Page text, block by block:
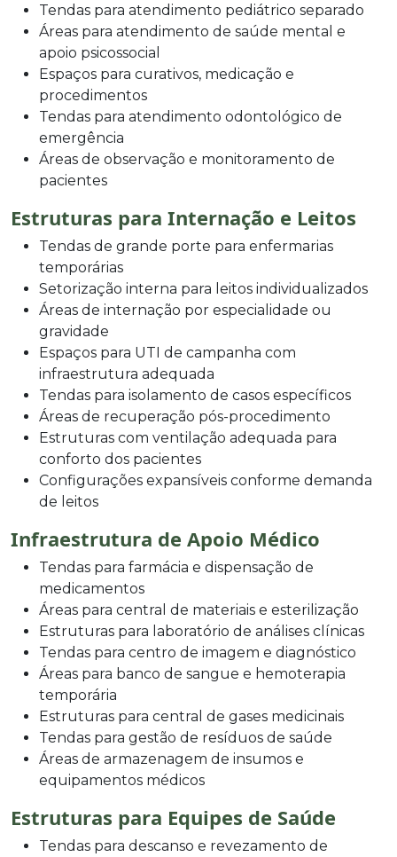
Tendas para atendimento pediátrico separado
Áreas para atendimento de saúde mental e
apoio psicossocial
Espaços para curativos, medicação e
procedimentos
Tendas para atendimento odontológico de
emergência
Áreas de observação e monitoramento de
pacientes
Estruturas para Internação e Leitos
Tendas de grande porte para enfermarias
temporárias
Setorização interna para leitos individualizados
Áreas de internação por especialidade ou
gravidade
Espaços para UTI de campanha com
infraestrutura adequada
Tendas para isolamento de casos específicos
Áreas de recuperação pós-procedimento
Estruturas com ventilação adequada para
conforto dos pacientes
Configurações expansíveis conforme demanda
de leitos
Infraestrutura de Apoio Médico
Tendas para farmácia e dispensação de
medicamentos
Áreas para central de materiais e esterilização
Estruturas para laboratório de análises clínicas
Tendas para centro de imagem e diagnóstico
Áreas para banco de sangue e hemoterapia
temporária
Estruturas para central de gases medicinais
Tendas para gestão de resíduos de saúde
Áreas de armazenagem de insumos e
equipamentos médicos
Estruturas para Equipes de Saúde
Tendas para descanso e revezamento de